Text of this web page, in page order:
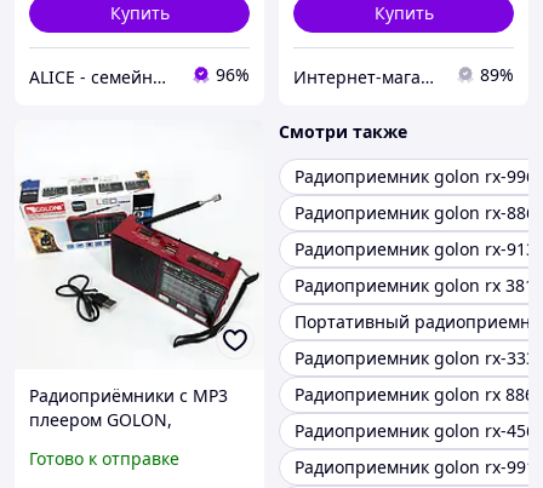
Купить
ALICE - семейный Интернет-магазин, товары для всей семьи 96%
Купить
Интернет-магазин 1001USEfulness 89%
Радиоприёмники с MP3
плеером GOLON,
портативный
Готово к отправке
Смотри также
Радиоприемник golon rx-
Радиоприемник golon rx-
Радиоприемник golon rx-
Радиоприемник golon rx 381
Портативный
Радиоприемник golon rx-333
Радиоприемник golon rx
Радиоприемник golon rx-456
Радиоприемник golon rx-991